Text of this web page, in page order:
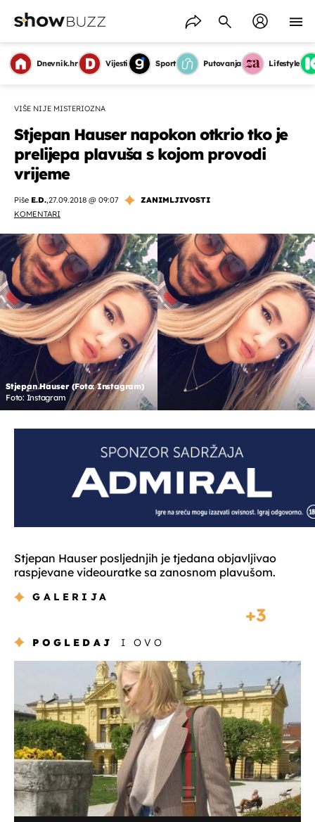
Dnevnik.hr Vijesti Sport Putovanja Lifestyle
VIŠE NIJE MISTERIOZNA
Stjepan Hauser napokon otkrio tko je
prelijepa plavuša s kojom provodi
vrijeme
Piše E.D.,27.09.2018 @ 09:07
ZANIMLJIVOSTI
KOMENTARI
Stjepan Hauser (Foto: Instagram)
Foto: Instagram
Stjepan Hauser posljednjih je tjedana objavljivao
raspjevane videouratke sa zanosnom plavušom.
GALERIJA
3
POGLEDAJ I OVO
OMOGUĆI OBAVIJESTI